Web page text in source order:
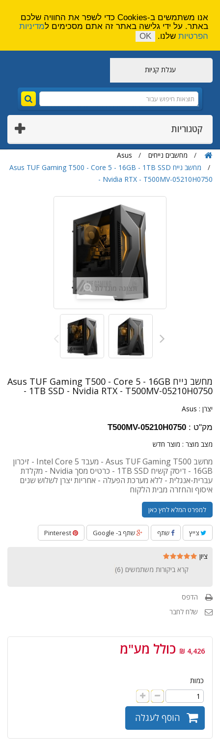
עגלת קניות
קטגוריות
מחשבים נייחים
Asus
מחשב נייח Asus TUF Gaming T500 - Core 5 - 16GB - 1TB SSD
- Nvidia RTX - T500MV-05210H0750
תצוגה מוגדלת
מחשב נייח Asus TUF Gaming T500 - Core 5 - 16GB
- 1TB SSD - Nvidia RTX - T500MV-05210H0750
יצרן : Asus
מק"ט : T500MV-05210H0750
מצב מוצר : מוצר חדש
מחשב Asus TUF Gaming T500 - מעבד Intel Core 5 - זיכרון
16GB - דיסק קשיח 1TB SSD - כרטיס מסך Nvidia - מקלדת
עברית-אנגלית - ללא מערכת הפעלה - אחריות יצרן לשלוש שנים
איסוף והחזרה מבית הלקוח
למפרט המלא לחץ כאן
צייץ שתף שתף ב- Google
ציון
קרא ביקורות משתמשים (6
)
הדפס
שלח לחבר
4,426 ₪ כולל מע"מ
כמות
הוסף לעגלה
אנו משתמשים ב-Cookies כדי לשפר את החוויה שלכם
באתר. על ידי גלישה באתר זה אתם מסכימים למדיניות
הפרטיות שלנו. OK